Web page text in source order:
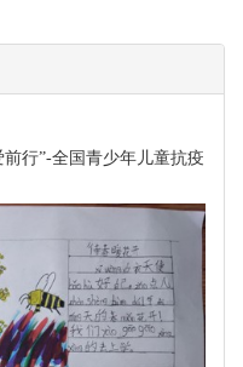
行”-全国青少年儿童抗疫